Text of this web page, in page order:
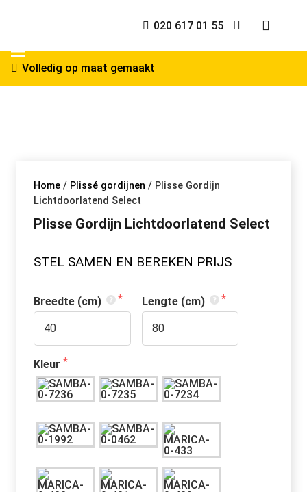
020 617 01 55
Volledig op maat gemaakt
Home / Plissé gordijnen / Plisse Gordijn
Lichtdoorlatend Select
Plisse Gordijn Lichtdoorlatend Select
STEL SAMEN EN BEREKEN PRIJS
Breedte (cm) Lengte (cm)
Kleur